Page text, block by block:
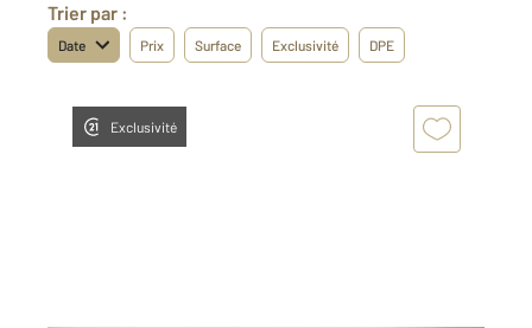
Trier par :
Date Prix Surface Exclusivité DPE
Exclusivité